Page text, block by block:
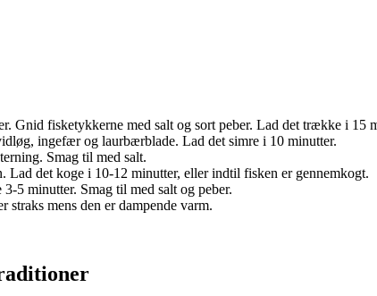
Gnid fisketykkerne med salt og sort peber. Lad det trække i 15
ingefær og laurbærblade. Lad det simre i 10 minutter.
Smag til med salt.
det koge i 10-12 minutter, eller indtil fisken er gennemkogt.
5 minutter. Smag til med salt og peber.
mens den er dampende varm.